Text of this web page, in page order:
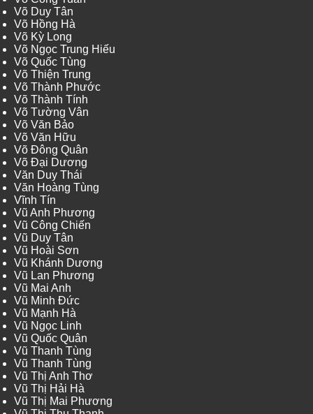
Võ Duy Tân
Võ Hồng Hà
Võ Kỳ Long
Võ Ngọc Trung Hiếu
Võ Quốc Tùng
Võ Thiện Trung
Võ Thành Phước
Võ Thành Tính
Võ Tường Vân
Võ Văn Bảo
Võ Văn Hữu
Võ Đông Quân
Võ Đại Dương
Văn Duy Thái
Văn Hoàng Tùng
Vĩnh Tín
Vũ Anh Phương
Vũ Công Chiến
Vũ Duy Tân
Vũ Hoài Sơn
Vũ Khánh Dương
Vũ Lan Phương
Vũ Mai Anh
Vũ Minh Đức
Vũ Mạnh Hà
Vũ Ngọc Linh
Vũ Quốc Quân
Vũ Thanh Tùng
Vũ Thanh Tùng
Vũ Thị Anh Thơ
Vũ Thị Hải Hà
Vũ Thị Mai Phương